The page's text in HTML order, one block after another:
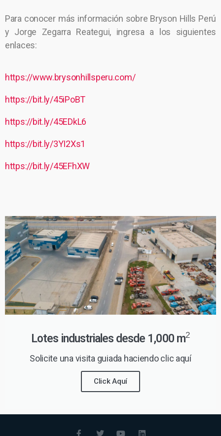
Para conocer más información sobre Bryson Hills Perú
y Jorge Zegarra Reategui, ingresa a los siguientes
enlaces:
https://www.brysonhillsperu.com/
https://bit.ly/45iPoBT
https://bit.ly/45EDkL6
https://bit.ly/3YI2Xs1
https://bit.ly/45EFhXW
Lotes industriales desde 1,000 m2
Solicite una visita guiada haciendo clic aquí
Click Aquí